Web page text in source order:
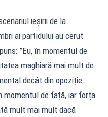
ieșirii de la
ai partidului au cerut
”Eu, în momentul de
maghiară mai mult de
decât din opoziție.
momentul de față, iar forța
mult mai mult dacă